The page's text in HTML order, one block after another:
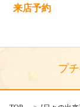
来店予約
プ